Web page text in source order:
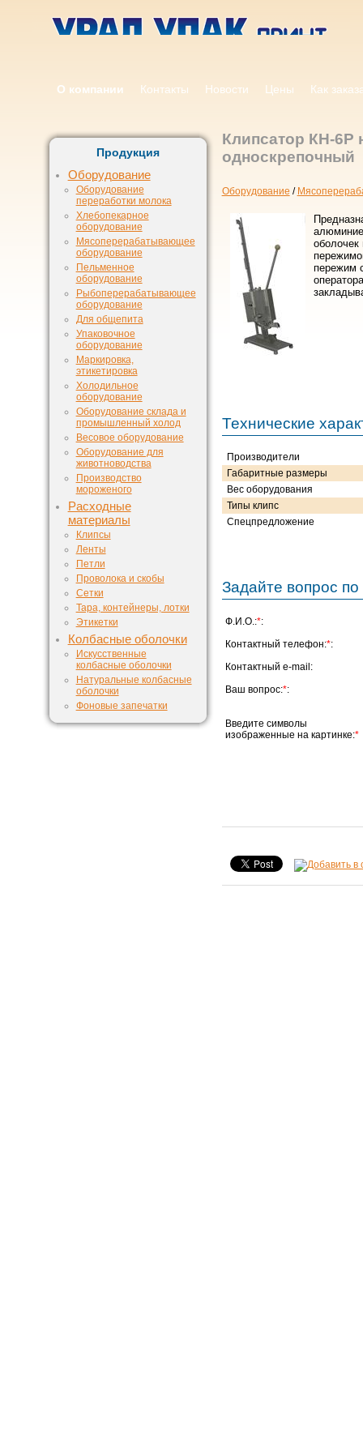
О компании Контакты Новости Цены Как
Продукция
Оборудование
Оборудование
переработки молока
Хлебопекарное
оборудование
Мясоперерабатывающее
оборудование
Пельменное
оборудование
Рыбоперерабатывающее
оборудование
Для общепита
Упаковочное
оборудование
Маркировка,
этикетировка
Холодильное
оборудование
Оборудование склада и
промышленный холод
Весовое оборудование
Оборудование для
животноводства
Производство
мороженого
Расходные
материалы
Клипсы
Ленты
Петли
Проволока и скобы
Сетки
Тара, контейнеры, лотки
Этикетки
Колбасные оболочки
Искусственные
колбасные оболочки
Натуральные колбасные
оболочки
Фоновые запечатки
Клипсатор КH-6Р
односкрепочный
Оборудование /
оболочек
пережим
Технические
Производители
Габаритные размеры
Вес оборудования
Типы клипс
Спецпредложение
Задайте вопрос по
Ф.И.О.:*:
Контактный телефон:*:
Контактный e-mail:
Ваш вопрос:*:
Введите символы
изображенные на картинке:*